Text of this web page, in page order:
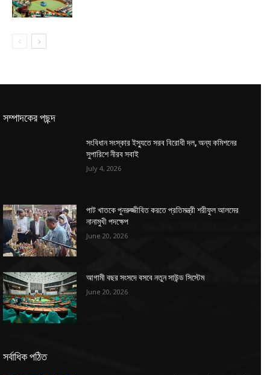
সম্পাদকের পছন্দ
সংবিধান সংস্কার ইস্যুতে সরব বিরোধী দল, অন্য কমিশনের
সুপারিশে নীরব সবাই
July 4, 2026
পাট খাতকে পুনরুজ্জীবিত করতে প্রতিমন্ত্রী শরীফুল আলমের
নানামুখী পদক্ষেপ
June 20, 2026
আগামী বছর সংসদে বসবে নতুন সাউন্ড সিস্টেম
June 20, 2026
সর্বাধিক পঠিত